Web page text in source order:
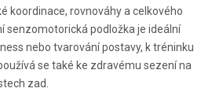
koordinace, rovnováhy a celkového
senzomotorická podložka je ideální
nebo tvarování postavy, k tréninku
se také ke zdravému sezení na
zad.